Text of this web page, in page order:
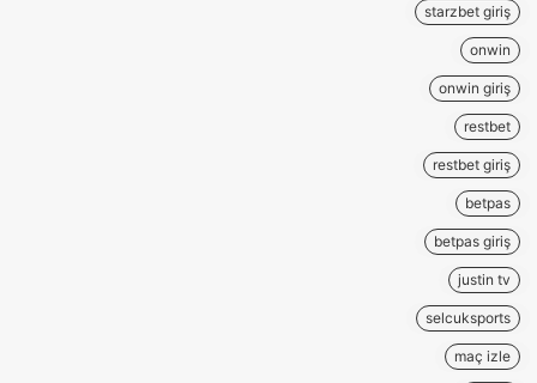
starzbet giriş
onwin
onwin giriş
restbet
restbet giriş
betpas
betpas giriş
justin tv
selcuksports
maç izle